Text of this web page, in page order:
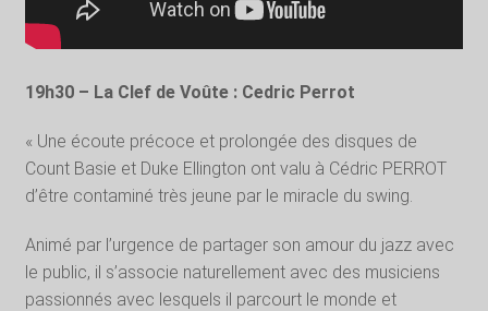
19h30 – La Clef de Voûte : Cedric Perrot
« Une écoute précoce et prolongée des disques de
Count Basie et Duke Ellington ont valu à Cédric PERROT
d’être contaminé très jeune par le miracle du swing.
Animé par l’urgence de partager son amour du jazz avec
le public, il s’associe naturellement avec des musiciens
passionnés avec lesquels il parcourt le monde et